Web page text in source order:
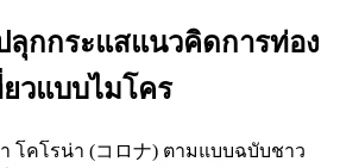
ลุกกระแสแนวคิดการท่อง
ยวแบบไมโคร
โคโรน่า (コロナ) ตามแบบฉบับชาว